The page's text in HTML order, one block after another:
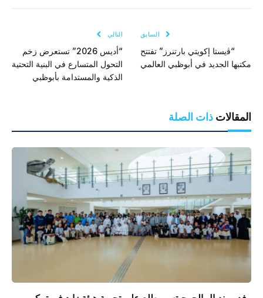
السابق
“ﭬيستا إكويتي بارتنرز” تفتتح
مكتبها الجديد في أبوظبي العالمي
التالي
“أديس 2026” تستعرض زخم
التحول المتسارع في البنية التحتية
الذكية والمستدامة بأبوظبي
المقالات ذات الصلة